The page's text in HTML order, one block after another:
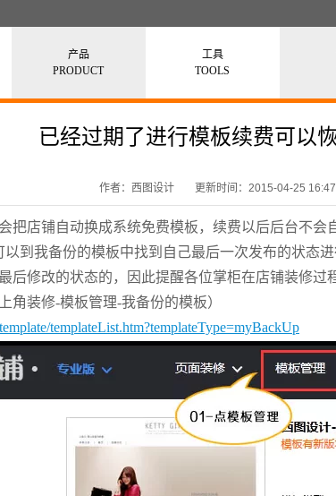
产品
PRODUCT
工具
TOOLS
已经过期了进行模板续费可以
作者：西图设计 更新时间：2015-04-25
把店铺自动换成系统免费模板，续费以后后台不
到我备份的模板中找到自己最后一次发布的状态
后修改的状态的，因此提醒各位掌柜在店铺装修过
角装修-模板管理-我备份的模板）
templateList.htm?templateType=myBackUp